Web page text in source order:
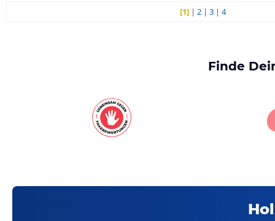
[1] |2 |3 |4
Finde